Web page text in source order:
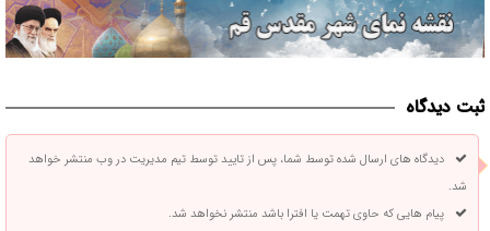
ثبت دیدگاه
دیدگاه های ارسال شده توسط شما، پس از تایید توسط تیم مدیریت در وب منتشر خواهد
شد.
پیام هایی که حاوی تهمت یا افترا باشد منتشر نخواهد شد.